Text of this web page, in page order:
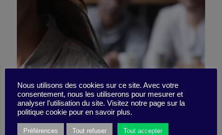
La diversité en mode réflexe
(et sans biais)
Nous utilisons des cookies sur ce site. Avec votre
consentement, nous les utiliserons pour mesurer et
analyser l'utilisation du site. Visitez notre page sur la
politique cookie pour en savoir plus.
Préférences Tout refuser Tout accepter